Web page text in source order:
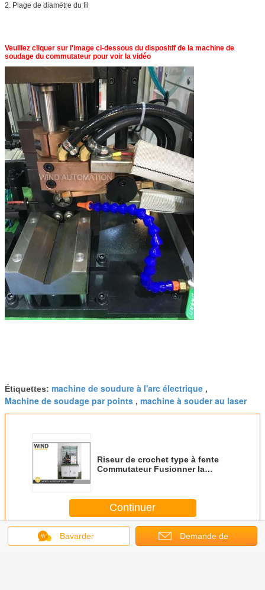
2. Plage de diamètre du fil
Veuillez cliquer sur l'image ci-dessous du dispositif de la machine de
soudage du commutateur pour voir la vidéo
Étiquettes: machine de soudure à l'arc électrique ,
Machine de soudage par points , machine à souder au laser
Riseur de crochet type à fente
Commutateur Fusionner la
Continuer
Plus Machine à palissonner chaude
Bavarder Demande de